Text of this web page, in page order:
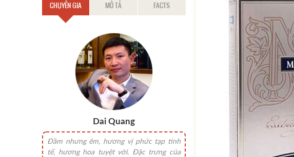
CHUYÊN GIA MÔ TẢ FACTS
Dai Quang
Đầm nhưng êm, hương vị phức tạp tinh
tế, hương hoa tuyệt vời. Đặc trưng của